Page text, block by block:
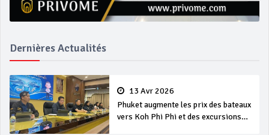
Dernières Actualités
13 Avr 2026
Phuket augmente les prix des bateaux
vers Koh Phi Phi et des excursions